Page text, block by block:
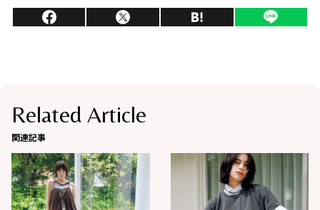
Related Article
関連記事